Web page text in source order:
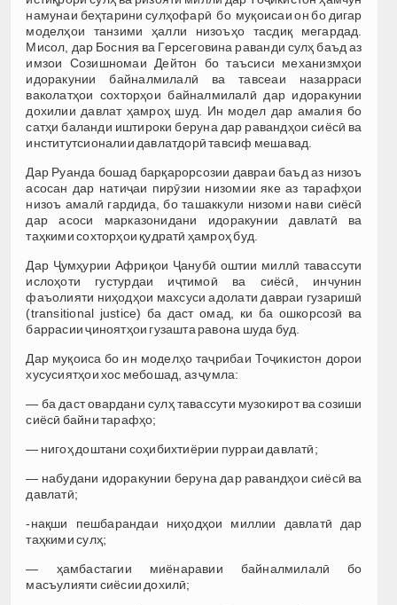
намунаи беҳтарини сулҳофарӣ бо муқоисаи он бо дигар
моделҳои танзими ҳалли низоъҳо тасдиқ мегардад.
Мисол, дар Босния ва Герсеговина раванди сулҳ баъд аз
имзои Созишномаи Дейтон бо таъсиси механизмҳои
идоракунии байналмилалӣ ва тавсеаи назарраси
ваколатҳои сохторҳои байналмилалӣ дар идоракунии
дохилии давлат ҳамроҳ шуд. Ин модел дар амалия бо
сатҳи баланди иштироки беруна дар равандҳои сиёсӣ ва
институтсионалии давлатдорӣ тавсиф мешавад.
Дар Руанда бошад барқарорсозии давраи баъд аз низоъ
асосан дар натиҷаи пирӯзии низомии яке аз тарафҳои
низоъ амалӣ гардида, бо ташаккули низоми нави сиёсӣ
дар асоси марказонидани идоракунии давлатӣ ва
таҳкими сохторҳои қудратӣ ҳамроҳ буд.
Дар Ҷумҳурии Африқои Ҷанубӣ оштии миллӣ тавассути
ислоҳоти густурдаи иҷтимоӣ ва сиёсӣ, инчунин
фаъолияти ниҳодҳои махсуси адолати давраи гузаришӣ
(transitional justice) ба даст омад, ки ба ошкорсозӣ ва
баррасии ҷиноятҳои гузашта равона шуда буд.
Дар муқоиса бо ин моделҳо таҷрибаи Тоҷикистон дорои
хусусиятҳои хос мебошад, аз ҷумла:
— ба даст овардани сулҳ тавассути музокирот ва созиши
сиёсӣ байни тарафҳо;
— нигоҳ доштани соҳибихтиёрии пурраи давлатӣ;
— набудани идоракунии беруна дар равандҳои сиёсӣ ва
давлатӣ;
-нақши пешбарандаи ниҳодҳои миллии давлатӣ дар
таҳкими сулҳ;
— ҳамбастагии миёнаравии байналмилалӣ бо
масъулияти сиёсии дохилӣ;